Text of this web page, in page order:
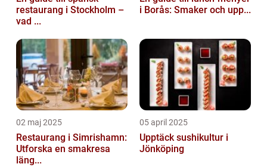
restaurang i Stockholm –
vad ...
i Borås: Smaker och upp...
02 maj 2025
Restaurang i Simrishamn:
Utforska en smakresa
läng...
05 april 2025
Upptäck sushikultur i
Jönköping